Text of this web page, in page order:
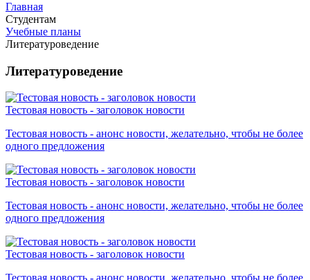
Главная
Студентам
Учебные планы
Литературоведение
Литературоведение
Тестовая новость - заголовок новости
Тестовая новость - анонс новости, желательно, чтобы не более
одного предложения
Тестовая новость - заголовок новости
Тестовая новость - анонс новости, желательно, чтобы не более
одного предложения
Тестовая новость - заголовок новости